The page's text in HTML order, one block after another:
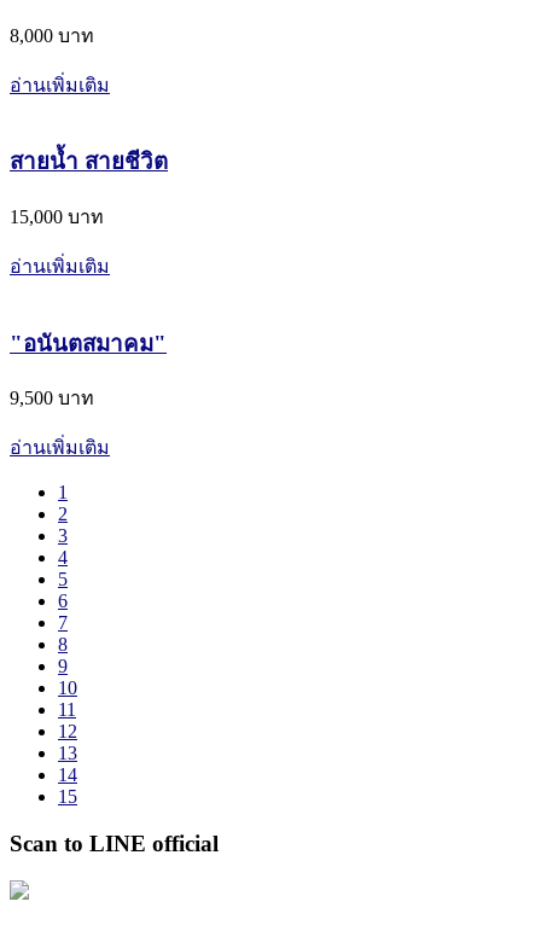
8,000 บาท
อ่านเพิ่มเติม
สายน้ำ สายชีวิต
15,000 บาท
อ่านเพิ่มเติม
"อนันตสมาคม"
9,500 บาท
อ่านเพิ่มเติม
1
2
3
4
5
6
7
8
9
10
11
12
13
14
15
Scan to LINE official